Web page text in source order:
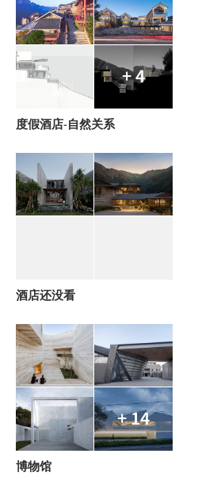
+ 4
度假酒店-自然关系
酒店还没看
+ 14
博物馆